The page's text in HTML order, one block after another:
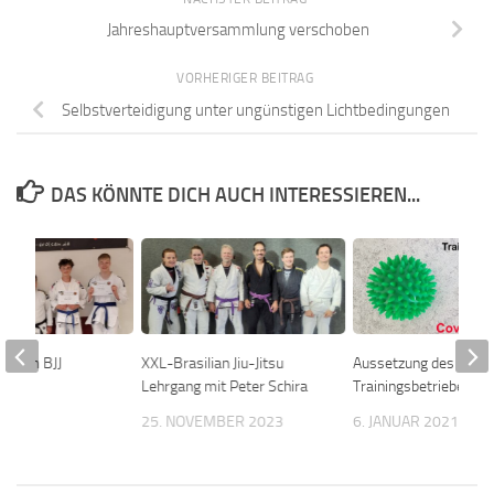
Jahreshauptversammlung verschoben
VORHERIGER BEITRAG
Selbstverteidigung unter ungünstigen Lichtbedingungen
DAS KÖNNTE DICH AUCH INTERESSIEREN...
XXL-Brasilian Jiu-Jitsu
Lehrgang mit Peter Schira
25. NOVEMBER 2023
Aussetzung des
Trainingsbetriebes
6. JANUAR 2021
beim BJJ